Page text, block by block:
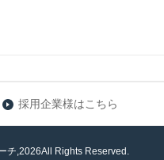
採用企業様はこちら
チ,2026All Rights Reserved.